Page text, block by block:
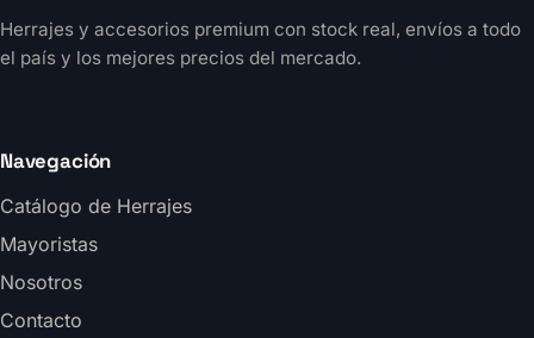
Herrajes y accesorios premium con stock real, envíos a todo
el país y los mejores precios del mercado.
Navegación
Catálogo de Herrajes
Mayoristas
Nosotros
Contacto